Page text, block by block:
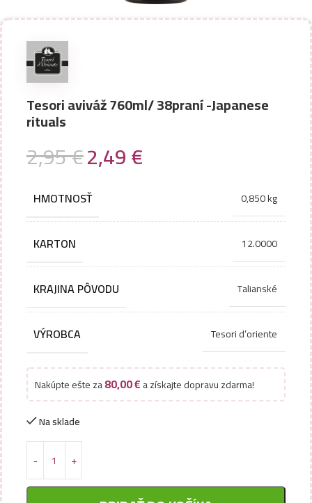
Tesori aviváž 760ml/ 38praní -Japanese
rituals
2,95€2,49€
HMOTNOSŤ 0,850 kg
KARTON 12.0000
KRAJINA PÔVODU Talianské
VÝROBCA Tesori d’oriente
Nakúpte ešte za80,00€a získajte dopravu zdarma!
Na sklade